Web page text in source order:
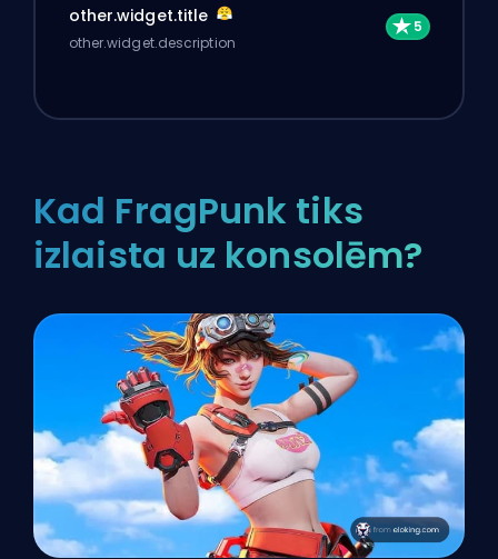
other.widget.title
other.widget.description
Kad FragPunk tiks
izlaista uz konsolēm?